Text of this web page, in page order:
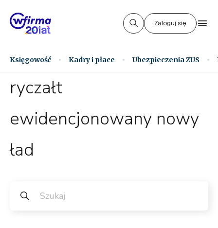
Zaloguj się
Księgowość Kadry i płace Ubezpieczenia ZUS
ryczałt
ewidencjonowany nowy
ład